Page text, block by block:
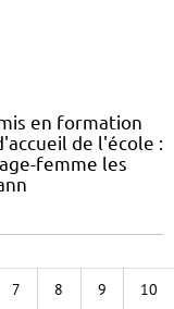
en formation
de l'école :
femme les
7 8 9 10